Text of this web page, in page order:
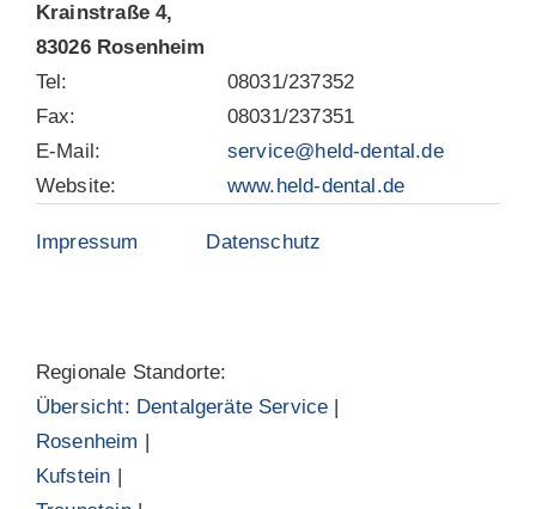
Krainstraße 4,
83026 Rosenheim
Tel:
08031/237352
Fax:
08031/237351
E-Mail:
service@held-dental.de
Website:
www.held-dental.de
Impressum Datenschutz
Regionale Standorte:
Übersicht: Dentalgeräte Service |
Rosenheim |
Kufstein |